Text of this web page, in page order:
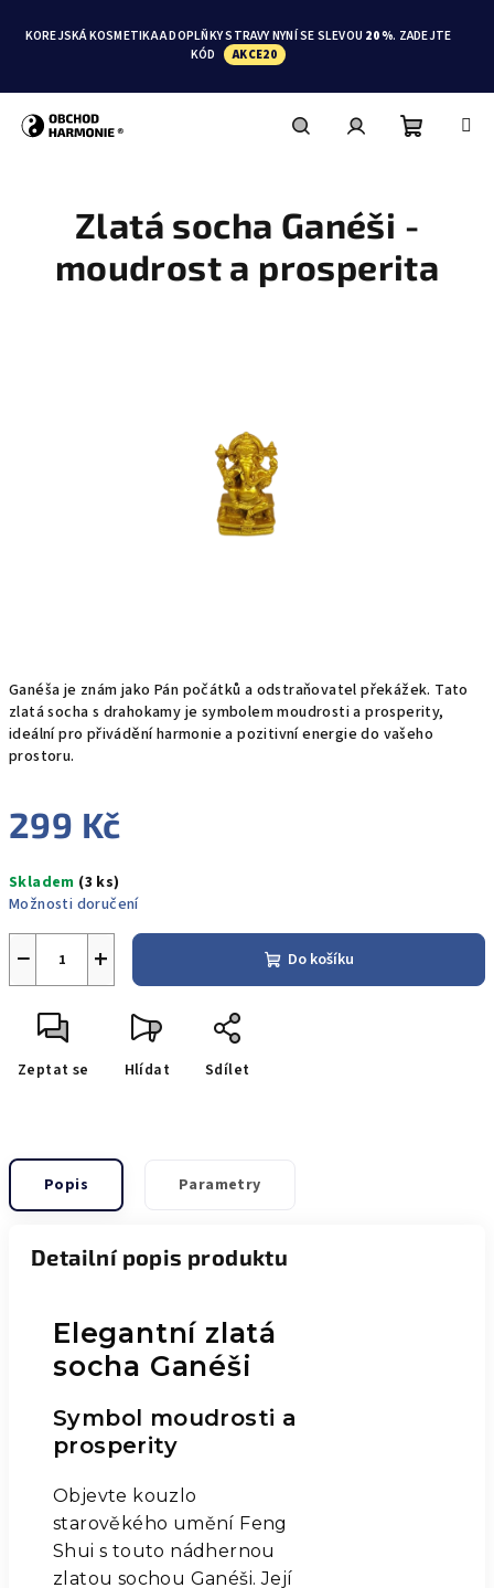
KOREJSKÁ KOSMETIKA A DOPLŇKY STRAVY NYNÍ SE SLEVOU 20 %. ZADEJTE
KÓD
AKCE20
košík
Ganéša je znám jako Pán počátků a odstraňovatel překážek. Tato
zlatá socha s drahokamy je symbolem moudrosti a prosperity,
ideální pro přivádění harmonie a pozitivní energie do vašeho
prostoru.
299 Kč
cena:
Skladem (3 ks)
Možnosti doručení
+
− Do košíku
Zeptat se Hlídat Sdílet
Zlatá socha Ganéši -
moudrost a prosperita
Popis Parametry
Detailní popis produktu
Elegantní zlatá
socha Ganéši
Symbol moudrosti a
prosperity
Objevte kouzlo
starověkého umění Feng
Shui s touto nádhernou
zlatou sochou Ganéši. Její